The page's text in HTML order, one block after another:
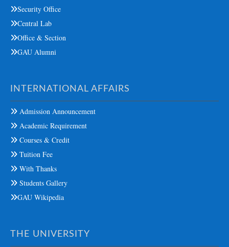
Security Office
Central Lab
Office & Section
GAU Alumni
INTERNATIONAL AFFAIRS
Admission Announcement
Academic Requirement
Courses & Credit
Tuition Fee
With Thanks
Students Gallery
GAU Wikipedia
THE UNIVERSITY